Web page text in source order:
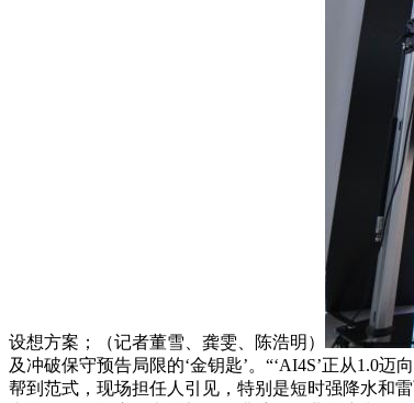
设想方案；（记者董雪、龚雯、陈浩明）
及冲破保守预告局限的‘金钥匙’。“‘AI4S’正从1.0
帮到范式，现场担任人引见，特别是短时强降水和